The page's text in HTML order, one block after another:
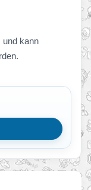
und kann